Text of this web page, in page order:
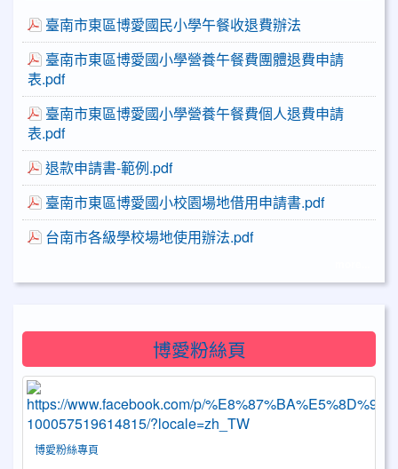
臺南市東區博愛國民小學午餐收退費辦法
臺南市東區博愛國小學營養午餐費團體退費申請
表.pdf
臺南市東區博愛國小學營養午餐費個人退費申請
表.pdf
退款申請書-範例.pdf
臺南市東區博愛國小校園場地借用申請書.pdf
台南市各級學校場地使用辦法.pdf
博愛粉絲頁
博愛粉絲專頁